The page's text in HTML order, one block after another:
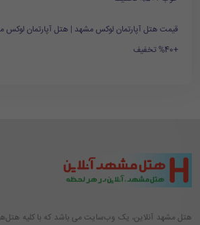
قیمت هتل آپارتمان لوکس مشهد | هتل آپارتمان لوکس
+40% تخفیف
هتل مشهد آنلاین، یک وب‌سایت می باشد که با کلیه